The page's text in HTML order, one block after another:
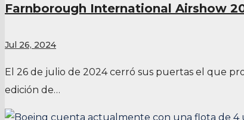
Farnborough International Airshow
Jul 26, 2024
El 26 de julio de 2024 cerró sus puertas el que
edición de…